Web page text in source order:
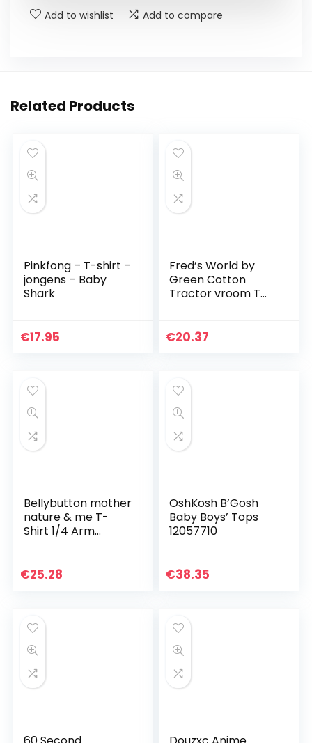
Add to wishlist Add to compare
Related Products
Pinkfong – T-shirt –
jongens – Baby
Shark
€17.95
Fred’s World by
Green Cotton
Tractor vroom T
€20.37
Bellybutton mother
nature & me T-
Shirt 1/4 Arm
€25.28
OshKosh B’Gosh
Baby Boys’ Tops
12057710
€38.35